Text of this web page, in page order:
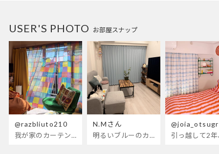
お部屋スナップ
USER'S PHOTO
@razbliuto210
我が家のカーテンが新しくなりました🌼早起きが超絶苦手な私が、思わず朝カーテンを開けて光合成するようになったステンドグラスカーテン…！
N.Mさん
明るいブルーのカーテンで、部屋全体が明るく。白を基調とした部屋にぴったりです。